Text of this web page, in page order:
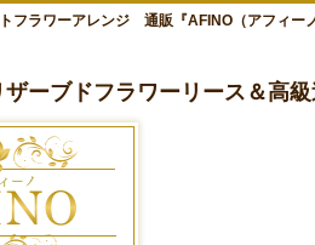
フラワーアレンジ 通販『AFINO（アフィー
ーブドフラワーリース＆高級